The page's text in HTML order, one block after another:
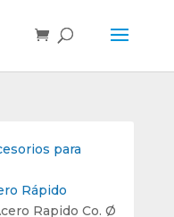
para
Rápido
Rapido Co. Ø